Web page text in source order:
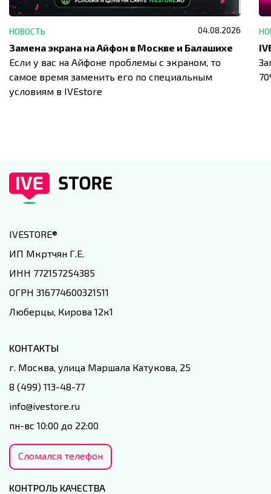
НОВОСТЬ 04.08.2026
Замена экрана на Айфон в Москве и Балашихе
Если у вас на Айфоне проблемы с экраном, то
самое время заменить его по специальным
условиям в IVEstore
IVESTORE®
ИП Мкртчян Г.Е.
ИНН 772157254385
ОГРН 316774600321511
Люберцы, Кирова 12к1
КОНТАКТЫ
г. Москва, улица Маршала Катукова, 25
8 (499) 113-48-77
info@ivestore.ru
пн-вс 10:00 до 22:00
Сломался телефон
КОНТРОЛЬ КАЧЕСТВА